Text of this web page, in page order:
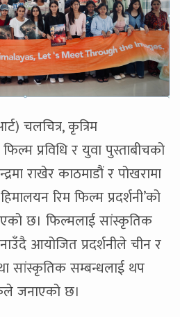
चलचित्र, कृत्रिम
प्रविधि र युवा पुस्ताबीचको
राखेर काठमाडौं र पोखरामा
रिम फिल्म प्रदर्शनी’को
छ। फिल्मलाई सांस्कृतिक
आयोजित प्रदर्शनीले चीन र
सांस्कृतिक सम्बन्धलाई थप
जनाएको छ।